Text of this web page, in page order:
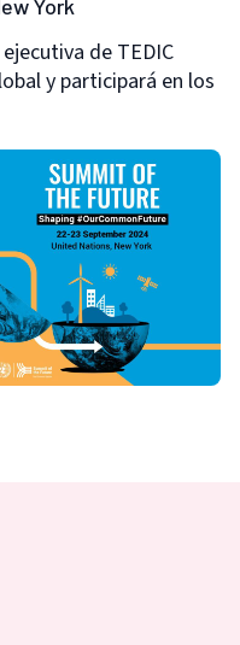
York
de TEDIC
y participará en los